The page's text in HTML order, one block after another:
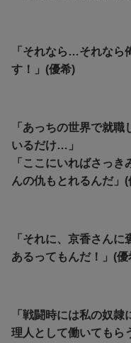
「それなら…それな
す！」(優希)
「あっちの世界で就
いるだけ…」
「ここにいればさっ
んの仇もとれるんだ」(
「それに、京香さん
あるってもんだ！」(優
「戦闘時には私の奴
理人として働いてもら